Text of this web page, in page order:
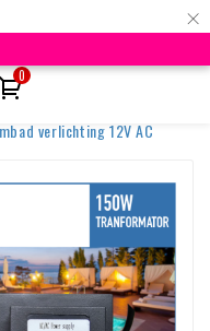
×
0
verlichting 12V AC